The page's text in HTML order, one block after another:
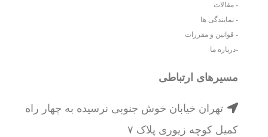
- مقالات
- نمایندگی ها
- قوانین و مقررات
-درباره ما
مسیرهای ارتباطی
تهران خیابان خوش جنوبی نرسیده به چهار راه
کمیل کوچه زیوری پلاک ۷